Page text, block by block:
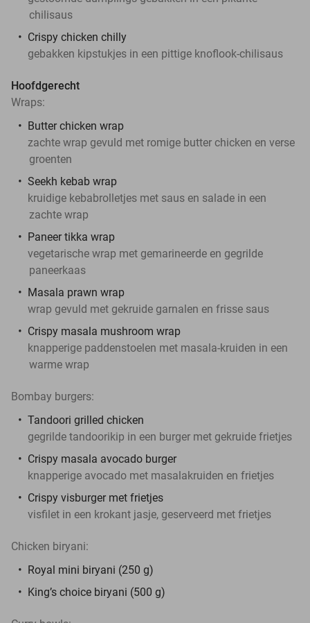
chilisaus
Crispy chicken chilly
gebakken kipstukjes in een pittige knoflook-chilisaus
Hoofdgerecht
Wraps:
Butter chicken wrap
zachte wrap gevuld met romige butter chicken en verse
groenten
Seekh kebab wrap
kruidige kebabrolletjes met saus en salade in een
zachte wrap
Paneer tikka wrap
vegetarische wrap met gemarineerde en gegrilde
paneerkaas
Masala prawn wrap
wrap gevuld met gekruide garnalen en frisse saus
Crispy masala mushroom wrap
knapperige paddenstoelen met masala-kruiden in een
warme wrap
Bombay burgers:
Tandoori grilled chicken
gegrilde tandoorikip in een burger met gekruide frietjes
Crispy masala avocado burger
knapperige avocado met masalakruiden en frietjes
Crispy visburger met frietjes
visfilet in een krokant jasje, geserveerd met frietjes
Chicken biryani:
Royal mini biryani (250 g)
King’s choice biryani (500 g)